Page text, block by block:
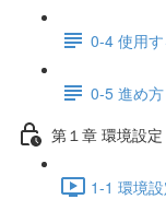
0-4 使用
0-5 進め方
第１章 環境設定
1-1 環境